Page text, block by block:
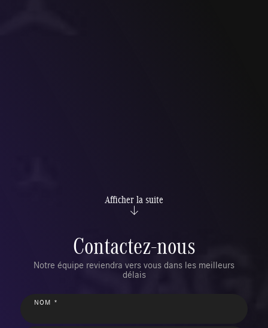
Afficher la suite
Contactez-nous
Notre équipe reviendra vers vous dans les meilleurs
délais
NOM *